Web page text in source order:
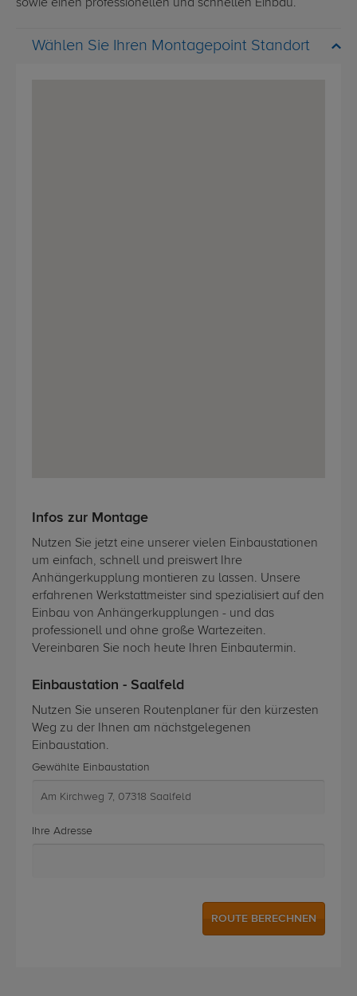
sowie einen professionellen und schnellen Einbau.
Wählen Sie Ihren Montagepoint Standort
Infos zur Montage
Nutzen Sie jetzt eine unserer vielen Einbaustationen
um einfach, schnell und preiswert Ihre
Anhängerkupplung montieren zu lassen. Unsere
erfahrenen Werkstattmeister sind spezialisiert auf den
Einbau von Anhängerkupplungen - und das
professionell und ohne große Wartezeiten.
Vereinbaren Sie noch heute Ihren Einbautermin.
Einbaustation - Saalfeld
Nutzen Sie unseren Routenplaner für den kürzesten
Weg zu der Ihnen am nächstgelegenen
Einbaustation.
Gewählte Einbaustation
Ihre Adresse